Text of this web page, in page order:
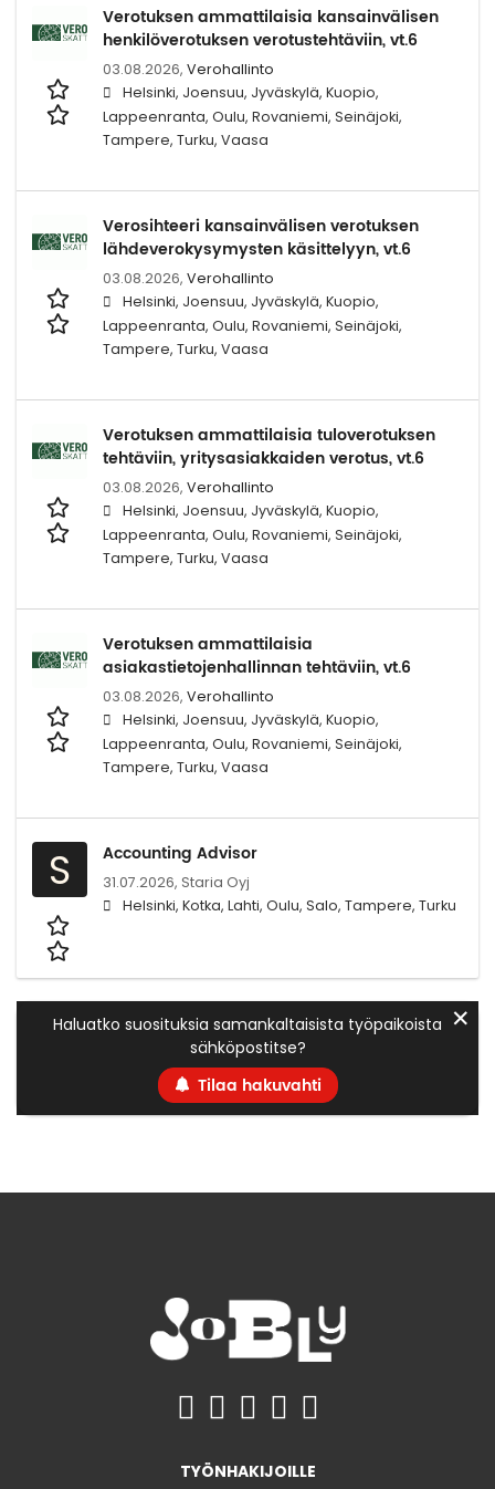
Verotuksen ammattilaisia kansainvälisen
henkilöverotuksen verotustehtäviin, vt.6
03.08.2026, Verohallinto
Helsinki, Joensuu, Jyväskylä, Kuopio,
Lappeenranta, Oulu, Rovaniemi, Seinäjoki,
Tampere, Turku, Vaasa
Verosihteeri kansainvälisen verotuksen
lähdeverokysymysten käsittelyyn, vt.6
03.08.2026, Verohallinto
Helsinki, Joensuu, Jyväskylä, Kuopio,
Lappeenranta, Oulu, Rovaniemi, Seinäjoki,
Tampere, Turku, Vaasa
Verotuksen ammattilaisia tuloverotuksen
tehtäviin, yritysasiakkaiden verotus, vt.6
03.08.2026, Verohallinto
Helsinki, Joensuu, Jyväskylä, Kuopio,
Lappeenranta, Oulu, Rovaniemi, Seinäjoki,
Tampere, Turku, Vaasa
Verotuksen ammattilaisia
asiakastietojenhallinnan tehtäviin, vt.6
03.08.2026, Verohallinto
Helsinki, Joensuu, Jyväskylä, Kuopio,
Lappeenranta, Oulu, Rovaniemi, Seinäjoki,
Tampere, Turku, Vaasa
S Accounting Advisor
31.07.2026, Staria Oyj
Helsinki, Kotka, Lahti, Oulu, Salo, Tampere, Turku
Haluatko suosituksia samankaltaisista työpaikoista
sähköpostitse?
Tilaa hakuvahti
✕
TYÖNHAKIJOILLE